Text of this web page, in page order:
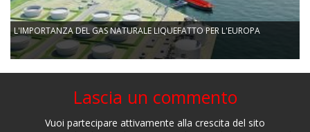
L'IMPORTANZA DEL GAS NATURALE LIQUEFATTO PER L'EUROPA
Lascia un commento
Vuoi partecipare attivamente alla crescita del sito